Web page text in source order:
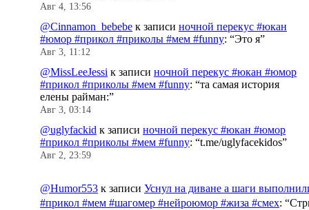
Авг 4, 13:56
@Cinnamon_bebebe к записи ночной перекус #юкан
#юмор #прикол #приколы #мем #funny: “Это я”
Авг 3, 11:12
@MissLeeJessi к записи ночной перекус #юкан #юмор
#прикол #приколы #мем #funny: “та самая история
елены райман:”
Авг 3, 03:14
@uglyfackid к записи ночной перекус #юкан #юмор
#прикол #приколы #мем #funny: “t.me/uglyfacekidos”
Авг 2, 23:59
@Humor553 к записи Уснул на диване а шаги
#прикол #мем #шагомер #нейроюмор #жиза #смех: “